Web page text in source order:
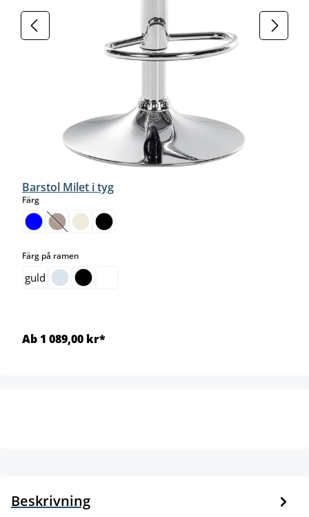
Barstol Milet i tyg
Färgselect
(Det här alternativet är för närvarande inte tillgängligt.)
Färg på ramen
guld
Ab 1 089,00 kr*
Beskrivning